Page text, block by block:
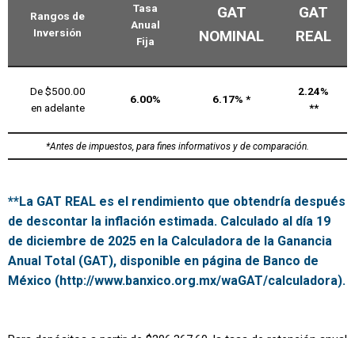
Rangos de
Inversión
Tasa
Anual
Fija
GAT
NOMINAL
GAT
REAL
De $500.00
en adelante
6.00% 6.17% *
2.24%
**
*Antes de impuestos, para fines informativos y de comparación.
**La GAT REAL es el rendimiento que obtendría después
de descontar la inflación estimada. Calculado al día 19
de diciembre de 2025 en la Calculadora de la Ganancia
Anual Total (GAT), disponible en página de Banco de
México (http://www.banxico.org.mx/waGAT/calculadora).